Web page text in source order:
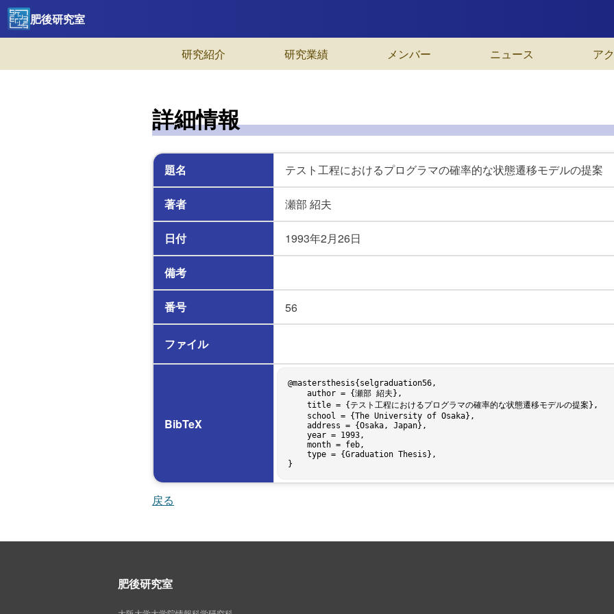
肥後研究室
研究紹介 研究業績 メンバー ニュース ア
詳細情報
題名 テスト工程におけるプログラマの確率的な状態遷移モデルの提案
著者 瀬部 紹夫
日付 1993年2月26日
備考
番号 56
ファイル
BibTeX
@mastersthesis{selgraduation56,
戻る
肥後研究室